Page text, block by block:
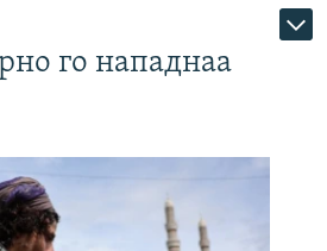
го нападнаа